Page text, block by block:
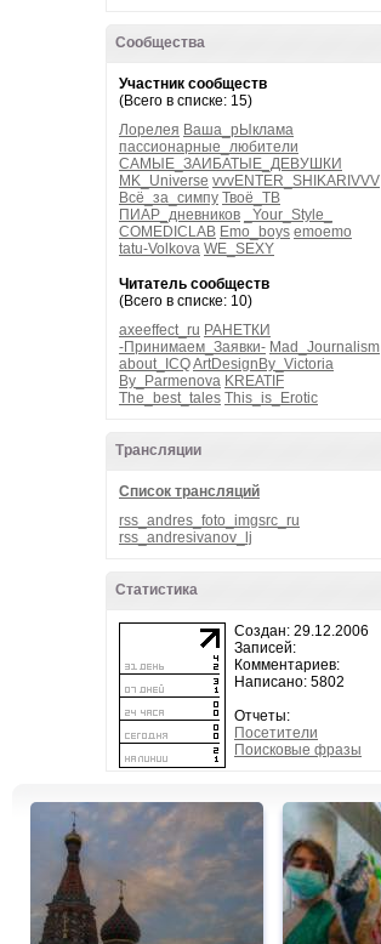
Сообщества
Участник сообществ
(Всего в списке: 15)
Лорелея Ваша_рЫклама
пассионарные_любители
САМЫЕ_ЗАИБАТЫЕ_ДЕВУШКИ
MK_Universe vvvENTER_SHIKARIVVV
Всё_за_симпу Твоё_ТВ
ПИАР_дневников
_Your_Style_
COMEDICLAB Emo_boys emoemo
tatu-Volkova WE_SEXY
Читатель сообществ
(Всего в списке: 10)
axeeffect_ru РАНЕТКИ
-Принимаем_Заявки- Mad_Journalism
about_ICQArtDesignBy_Victoria
By_Parmenova KREATIF
The_best_tales This_is_Erotic
Трансляции
Список трансляций
rss_andres_foto_imgsrc_ru
rss_andresivanov_lj
Статистика
Создан: 29.12.2006
Записей:
Комментариев:
Написано: 5802
Отчеты:
Посетители
Поисковые фразы